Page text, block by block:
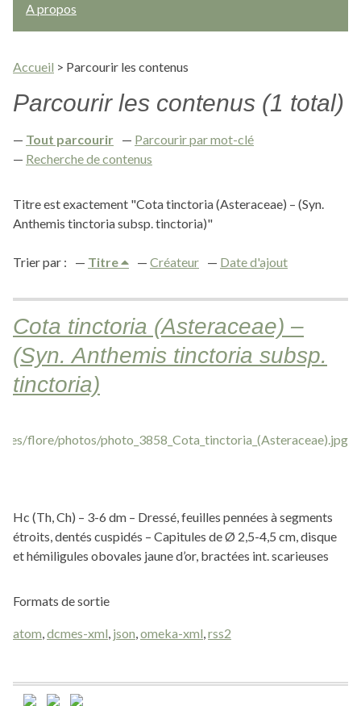
A propos
Accueil > Parcourir les contenus
Parcourir les contenus (1 total)
Tout parcourir
Parcourir par mot-clé
Recherche de contenus
Titre est exactement "Cota tinctoria (Asteraceae) – (Syn.
Anthemis tinctoria subsp. tinctoria)"
Trier par : Titre Créateur Date d'ajout
Cota tinctoria (Asteraceae) –
(Syn. Anthemis tinctoria subsp.
tinctoria)
Hc (Th, Ch) – 3-6 dm – Dressé, feuilles pennées à segments
étroits, dentés cuspidés – Capitules de Ø 2,5-4,5 cm, disque
et hémiligules obovales jaune d’or, bractées int. scarieuses
Formats de sortie
atom,dcmes-xml, json,omeka-xml,rss2